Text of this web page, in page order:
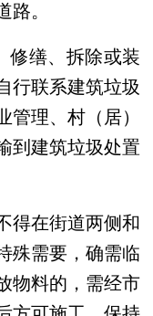
。
缮、拆除或装
行联系建筑垃圾
理、村（居）
到建筑垃圾处置
在街道两侧和
殊需要，确需临
物料的，需经市